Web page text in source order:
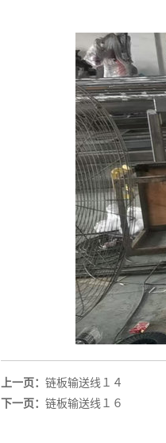
上一页： 链板输送线１４
下一页： 链板输送线１６